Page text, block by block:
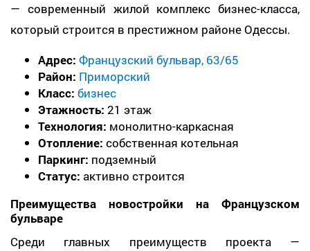
— современный жилой комплекс бизнес-класса,
который строится в престижном районе Одессы.
Адрес: Французский бульвар, 63/65
Район: Приморский
Класс: бизнес
Этажность: 21 этаж
Технология: монолитно-каркасная
Отопление: собственная котельная
Паркинг: подземный
Статус: активно строится
Преимущества новостройки на Французском
бульваре
Среди главных преимуществ проекта —